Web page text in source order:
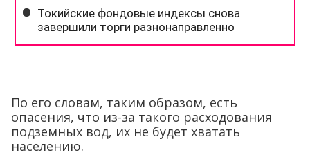
По его словам, таким образом, есть
опасения, что из-за такого расходования
подземных вод, их не будет хватать
населению.